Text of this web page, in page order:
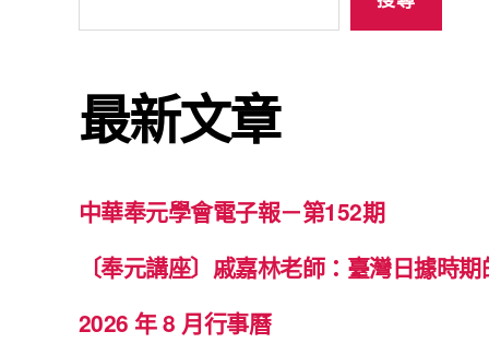
最新文章
中華奉元學會電子報－第152期
〔奉元講座〕戚嘉林老師：臺灣日據時
2026 年 8 月行事曆